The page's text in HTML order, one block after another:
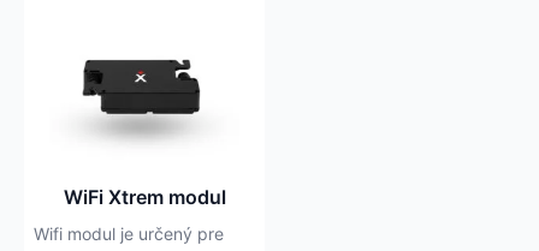
WiFi Xtrem modul
Wifi modul je určený pre